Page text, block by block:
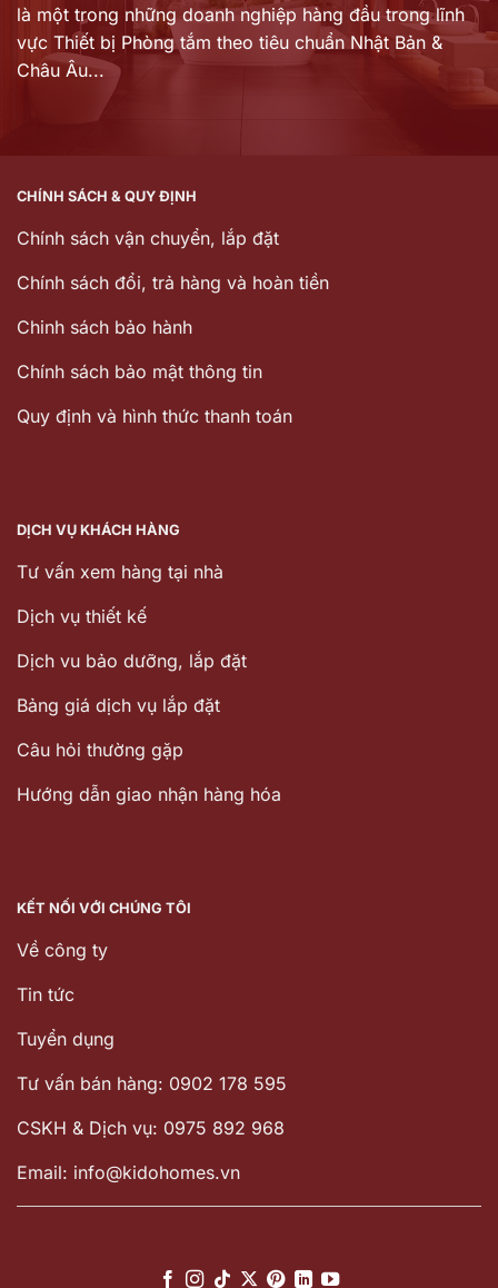
là một trong những doanh nghiệp hàng đầu trong lĩnh
vực Thiết bị Phòng tắm theo tiêu chuẩn Nhật Bản &
Châu Âu...
CHÍNH SÁCH & QUY ĐỊNH
Chính sách vận chuyển, lắp đặt
Chính sách đổi, trả hàng và hoàn tiền
Chinh sách bảo hành
Chính sách bảo mật thông tin
Quy định và hình thức thanh toán
DỊCH VỤ KHÁCH HÀNG
Tư vấn xem hàng tại nhà
Dịch vụ thiết kế
Dịch vu bảo dưỡng, lắp đặt
Bảng giá dịch vụ lắp đặt
Câu hỏi thường gặp
Hướng dẫn giao nhận hàng hóa
KẾT NỐI VỚI CHÚNG TÔI
Về công ty
Tin tức
Tuyển dụng
Tư vấn bán hàng: 0902 178 595
CSKH & Dịch vụ: 0975 892 968
Email: info@kidohomes.vn